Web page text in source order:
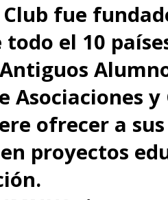
Club fue
todo el 10
Asociaciones y
ofrecer a
proyectos